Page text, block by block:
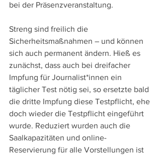
bei der Präsenzveranstaltung.
Streng sind freilich die
Sicherheitsmaßnahmen – und können
sich auch permanent ändern. Hieß es
zunächst, dass auch bei dreifacher
Impfung für Journalist*innen ein
täglicher Test nötig sei, so ersetzte bald
die dritte Impfung diese Testpflicht, ehe
doch wieder die Testpflicht eingeführt
wurde. Reduziert wurden auch die
Saalkapazitäten und online-
Reservierung für alle Vorstellungen ist